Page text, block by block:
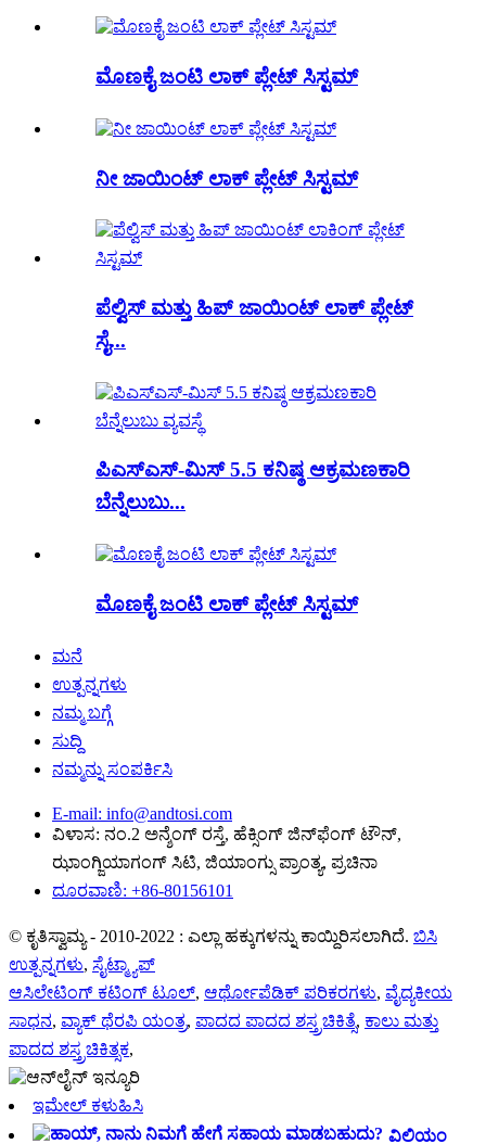
ಮೊಣಕೈ ಜಂಟಿ ಲಾಕ್ ಪ್ಲೇಟ್ ಸಿಸ್ಟಮ್
ನೀ ಜಾಯಿಂಟ್ ಲಾಕ್ ಪ್ಲೇಟ್ ಸಿಸ್ಟಮ್
ಪೆಲ್ವಿಸ್ ಮತ್ತು ಹಿಪ್ ಜಾಯಿಂಟ್ ಲಾಕ್ ಪ್ಲೇಟ್
ಸೈ...
ಪಿಎಸ್ಎಸ್-ಮಿಸ್ 5.5 ಕನಿಷ್ಠ ಆಕ್ರಮಣಕಾರಿ
ಬೆನ್ನೆಲುಬು...
ಮೊಣಕೈ ಜಂಟಿ ಲಾಕ್ ಪ್ಲೇಟ್ ಸಿಸ್ಟಮ್
ಮನೆ
ಉತ್ಪನ್ನಗಳು
ನಮ್ಮ ಬಗ್ಗೆ
ಸುದ್ದಿ
ನಮ್ಮನ್ನು ಸಂಪರ್ಕಿಸಿ
E-mail: info@andtosi.com
ವಿಳಾಸ: ನಂ.2 ಅನ್ಶೆಂಗ್ ರಸ್ತೆ, ಹೆಕ್ಸಿಂಗ್ ಜಿನ್‌ಫೆಂಗ್ ಟೌನ್,
ಝಾಂಗ್ಜಿಯಾಗಂಗ್ ಸಿಟಿ, ಜಿಯಾಂಗ್ಸು ಪ್ರಾಂತ್ಯ, ಪ್ರಚಿನಾ
ದೂರವಾಣಿ: +86-80156101
© ಕೃತಿಸ್ವಾಮ್ಯ - 2010-2022 : ಎಲ್ಲಾ ಹಕ್ಕುಗಳನ್ನು ಕಾಯ್ದಿರಿಸಲಾಗಿದೆ. ಬಿಸಿ
ಉತ್ಪನ್ನಗಳು, ಸೈಟ್ಮ್ಯಾಪ್
ಆಸಿಲೇಟಿಂಗ್ ಕಟಿಂಗ್ ಟೂಲ್, ಆರ್ಥೋಪೆಡಿಕ್ ಪರಿಕರಗಳು, ವೈದ್ಯಕೀಯ
ಸಾಧನ, ವ್ಯಾಕ್ ಥೆರಪಿ ಯಂತ್ರ, ಪಾದದ ಪಾದದ ಶಸ್ತ್ರಚಿಕಿತ್ಸೆ, ಕಾಲು ಮತ್ತು
ಪಾದದ ಶಸ್ತ್ರಚಿಕಿತ್ಸಕ,
ಇಮೇಲ್ ಕಳುಹಿಸಿ
ವಿಲಿಯಂ